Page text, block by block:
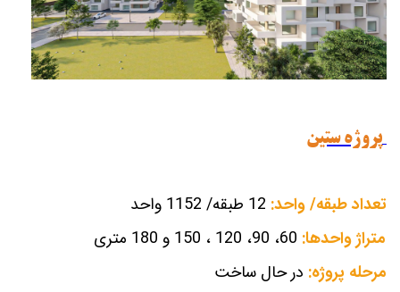
پروژه ستین
تعداد طبقه/ واحد: 12 طبقه/ 1152 واحد
متراژ واحدها: 60، 90، 120 ، 150 و 180 متری
مرحله پروژه: در حال ساخت